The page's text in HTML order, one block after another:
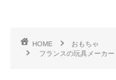
HOME
おもちゃ
フランスの玩具メーカ